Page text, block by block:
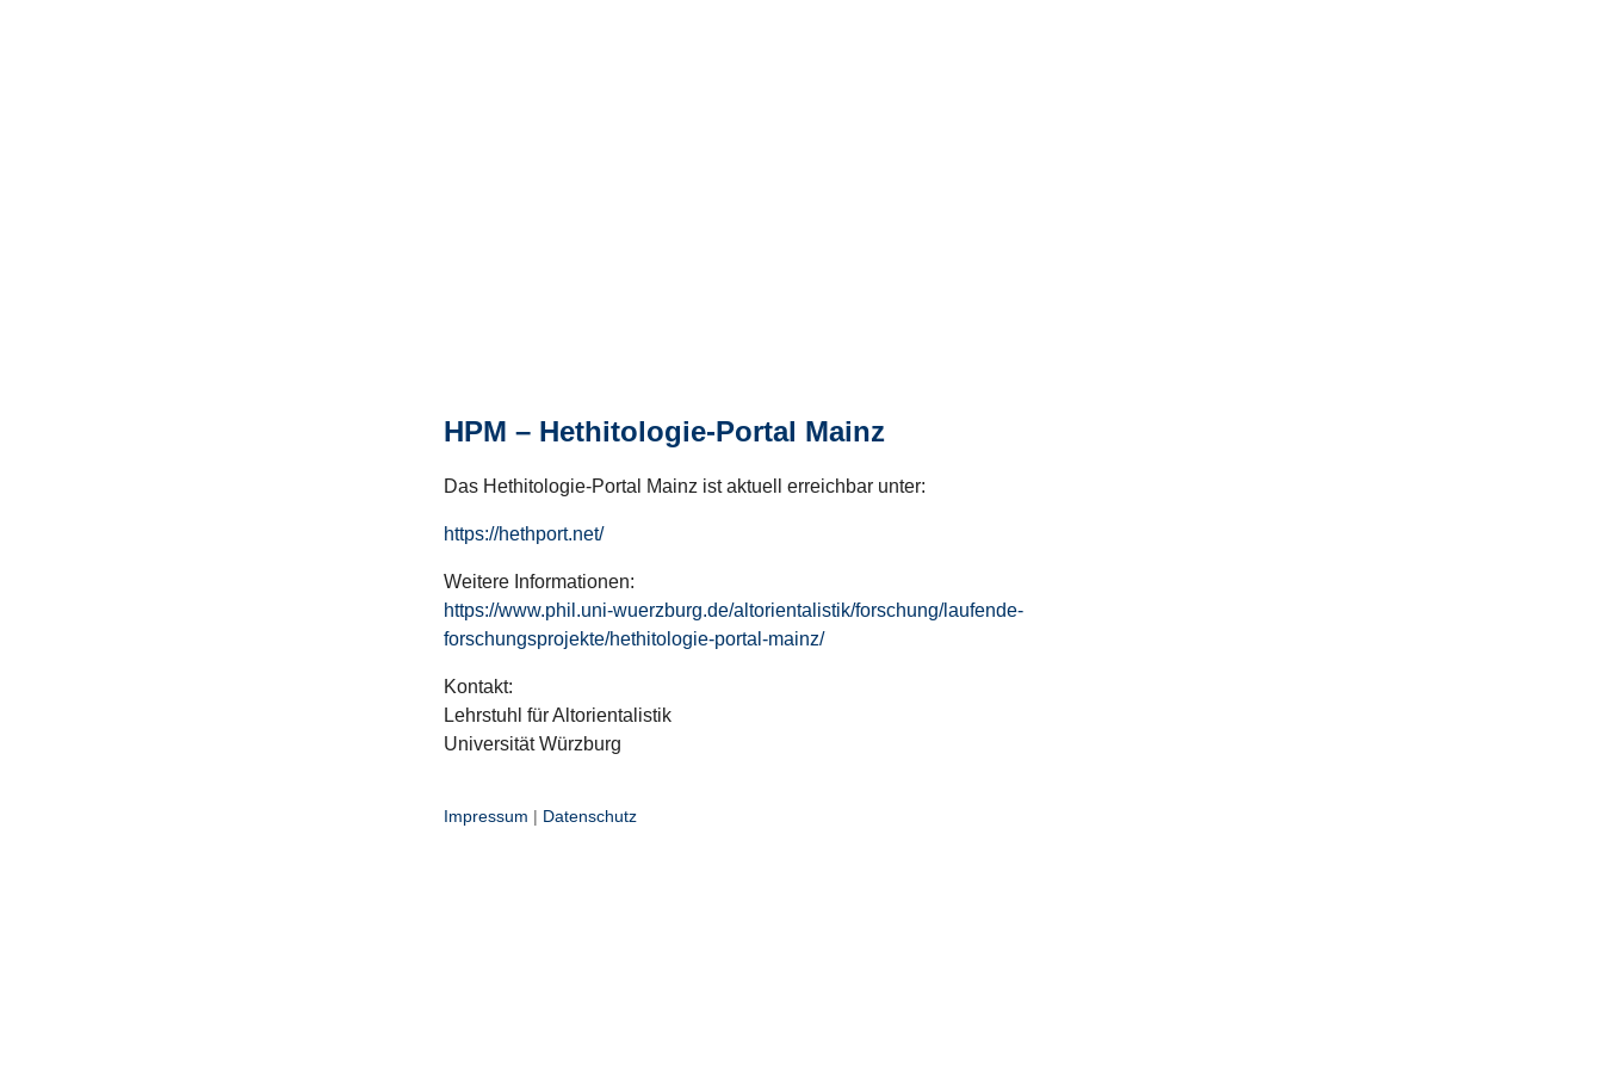
HPM – Hethitologie-Portal Mainz
Das Hethitologie-Portal Mainz ist aktuell erreichbar unter:
https://hethport.net/
Weitere Informationen:
https://www.phil.uni-wuerzburg.de/altorientalistik/forschung/laufende-
forschungsprojekte/hethitologie-portal-mainz/
Kontakt:
Lehrstuhl für Altorientalistik
Universität Würzburg
Impressum | Datenschutz